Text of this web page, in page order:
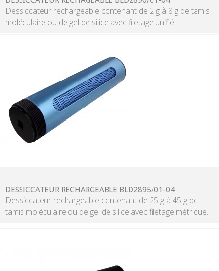
Dessiccateur rechargeable contenant de 2 g à 8 g de tamis
moléculaire ou de gel de silice avec filetage unifié.
DESSICCATEUR RECHARGEABLE BLD2895/01-04
Dessiccateur rechargeable contenant de 25 g à 45 g de
tamis moléculaire ou de gel de silice avec filetage métrique.